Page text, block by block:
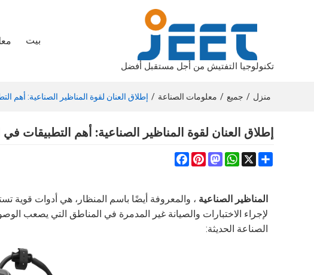
تكنولوجيا التفتيش من أجل مستقبل أفضل
بيت
منزل / جميع / معلومات الصناعة / إطلاق العنان لقوة المناظير الصناعية: أهم
إطلاق العنان لقوة المناظير الصناعية: أهم التطبيقات في
Share
FacebookPinterest
Mastodon
WhatsApp X
المناظير الصناعية ، والمعروفة أيضًا باسم المنظار، هي أدوات
لإجراء الاختبارات والصيانة غير المدمرة في المناطق التي يصعب
الصناعة الحديثة: